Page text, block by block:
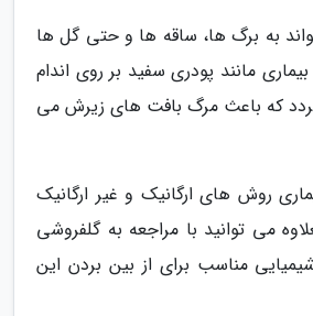
به برگ ها، ساقه ها و حتی گل ها
مانند پودری سفید بر روی اندام
که باعث مرگ بافت های زیرش می
روش های ارگانیک و غیر ارگانیک
می توانید با مراجعه به گلفروشی
مناسب برای از بین بردن این